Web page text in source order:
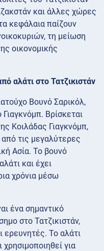
και άλλες χώρες
κεφάλαια παίζουν
τη μείωση
οικονομικής
αλάτι στο Τατζικιστάν
Βουνό Σαρικόλ,
Βρίσκεται
Κοιλάδας Γιαγκνόμπ,
τις μεγαλύτερες
Ασία. Το βουνό
και έχει
χρόνια μέσω
ένα σημαντικό
στο Τατζικιστάν,
ερευνητές. Το αλάτι
για